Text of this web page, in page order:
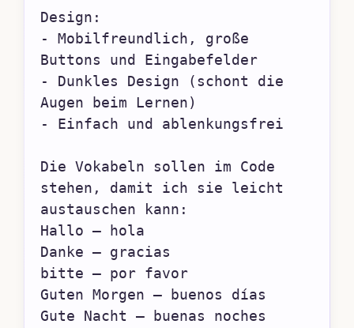
Design:
- Mobilfreundlich, große
Buttons und Eingabefelder
- Dunkles Design (schont die
Augen beim Lernen)
- Einfach und ablenkungsfrei
Die Vokabeln sollen im Code
stehen, damit ich sie leicht
austauschen kann:
Hallo – hola
Danke – gracias
bitte – por favor
Guten Morgen – buenos días
Gute Nacht – buenas noches